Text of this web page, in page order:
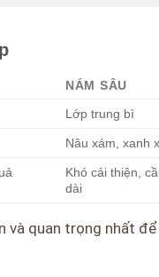
NÁM SÂU
Lớp trung bì
Nâu xám, xanh
Khó cải thiện,
dài
quan trọng nhất